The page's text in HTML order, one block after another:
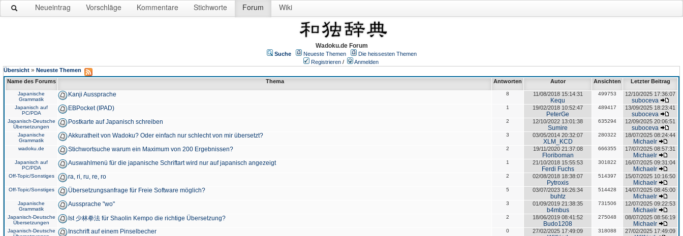
Neueintrag Vorschläge Kommentare Stichworte Forum Wiki
Wadoku.de Forum
Suche Neueste Themen
Die heissesten Themen
Registrieren /
Anmelden
Übersicht » Neueste Themen
Name des Forums
Thema Antworten Autor Ansichten Letzter Beitrag
Japanische
Grammatik
Kanji Aussprache 8 11/08/2018 15:14:31
Kequ
499753 12/10/2025 17:36:07
suboceva
Japanisch auf
PC/PDA
EBPocket (IPAD) 1 19/02/2018 10:52:47
PeterGe
489417 13/09/2025 18:23:41
suboceva
Japanisch-Deutsche
Übersetzungen
Postkarte auf Japanisch schreiben 2 12/10/2022 13:01:38
Sumire
635294 12/09/2025 20:06:51
suboceva
Japanische
Grammatik
Akkuratheit von Wadoku? Oder einfach nur schlecht von mir übersetzt? 3 03/05/2014 20:32:07
XLM_KCD
280322 18/07/2025 08:24:44
Michaelr
wadoku.de Stichwortsuche warum ein Maximum von 200 Ergebnissen? 2 19/11/2020 21:37:08
Floriboman
666355 17/07/2025 08:57:31
Michaelr
Japanisch auf
PC/PDA
Auswahlmenü für die japanische Schriftart wird nur auf japanisch angezeigt 1 21/10/2018 15:55:53
Ferdi Fuchs
301822 16/07/2025 09:31:04
Michaelr
Off-Topic/Sonstiges ra, ri, ru, re, ro 2 02/08/2018 18:38:07
Pytroxis
514397 15/07/2025 10:16:50
Michaelr
Off-Topic/Sonstiges Übersetzungsanfrage für Freie Software möglich? 5 03/07/2023 16:26:34
buhtz
514428 14/07/2025 08:45:00
Michaelr
Japanische
Grammatik
Aussprache "wo" 3 01/09/2019 21:38:35
b4mbus
731506 12/07/2025 09:22:53
Michaelr
Japanisch-Deutsche
Übersetzungen
Ist 少林拳法 für Shaolin Kempo die richtige Übersetzung? 2 18/06/2019 08:41:52
Budo1208
275048 08/07/2025 08:56:19
Michaelr
Japanisch-Deutsche
Inschrift auf einem Pinselbecher 0 27/02/2025 17:49:09 318088 27/02/2025 17:49:09